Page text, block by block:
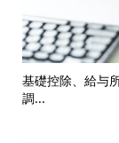
基礎控除、給与
調...